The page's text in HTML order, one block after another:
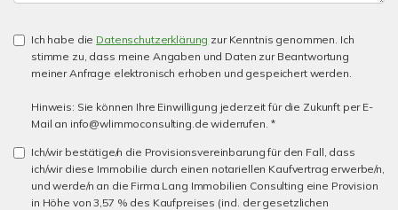
Ich habe die Datenschutzerklärung zur Kenntnis genommen. Ich
stimme zu, dass meine Angaben und Daten zur Beantwortung
meiner Anfrage elektronisch erhoben und gespeichert werden.
Hinweis: Sie können Ihre Einwilligung jederzeit für die Zukunft per E-
Mail an info@wlimmoconsulting.de widerrufen. *
Ich/wir bestätige/n die Provisionsvereinbarung für den Fall, dass
ich/wir diese Immobilie durch einen notariellen Kaufvertrag erwerbe/n,
und werde/n an die Firma Lang Immobilien Consulting eine Provision
in Höhe von 3,57 % des Kaufpreises (incl. der gesetzlichen